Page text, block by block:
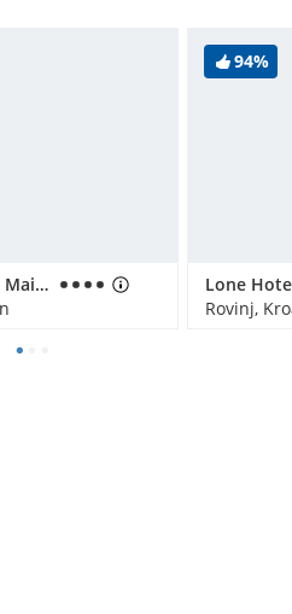
Eden Hotel by Maistra Collection
94%
Rovinj,